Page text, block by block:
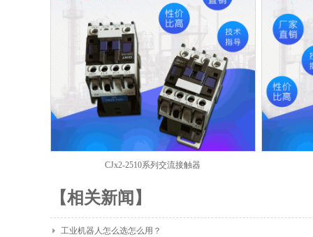
CJx2-2510系列交流接触器
【相关新闻】
工业机器人怎么选怎么用？